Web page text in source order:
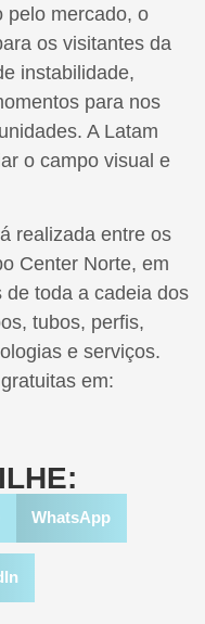
pelo mercado, o
os visitantes da
instabilidade,
para nos
A Latam
o campo visual e
realizada entre os
Center Norte, em
de toda a cadeia dos
tubos, perfis,
e serviços.
em:
WhatsApp